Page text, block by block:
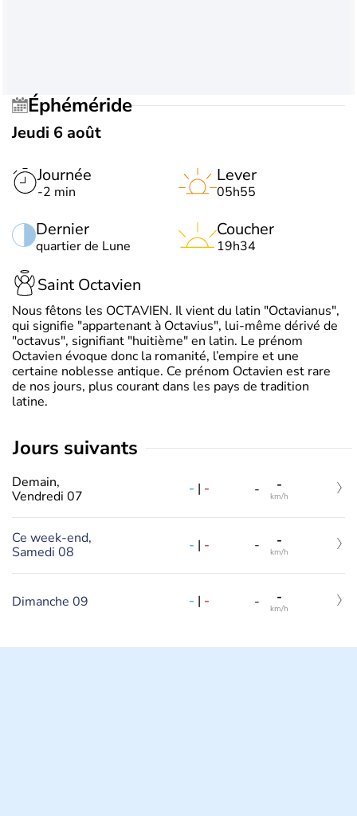
Éphéméride
Jeudi 6 août
Journée
-2 min
Dernier
quartier de Lune
Lever
05h55
Coucher
19h34
Saint Octavien
Nous fêtons les OCTAVIEN. Il vient du latin "Octavianus",
qui signifie "appartenant à Octavius", lui-même dérivé de
"octavus", signifiant "huitième" en latin. Le prénom
Octavien évoque donc la romanité, l’empire et une
certaine noblesse antique. Ce prénom Octavien est rare
de nos jours, plus courant dans les pays de tradition
latine.
jours suivants
Demain,
Vendredi 07
- | - - -
km/h
Ce week-end,
Samedi 08
- | - - -
km/h
Dimanche 09 - | - - -
km/h